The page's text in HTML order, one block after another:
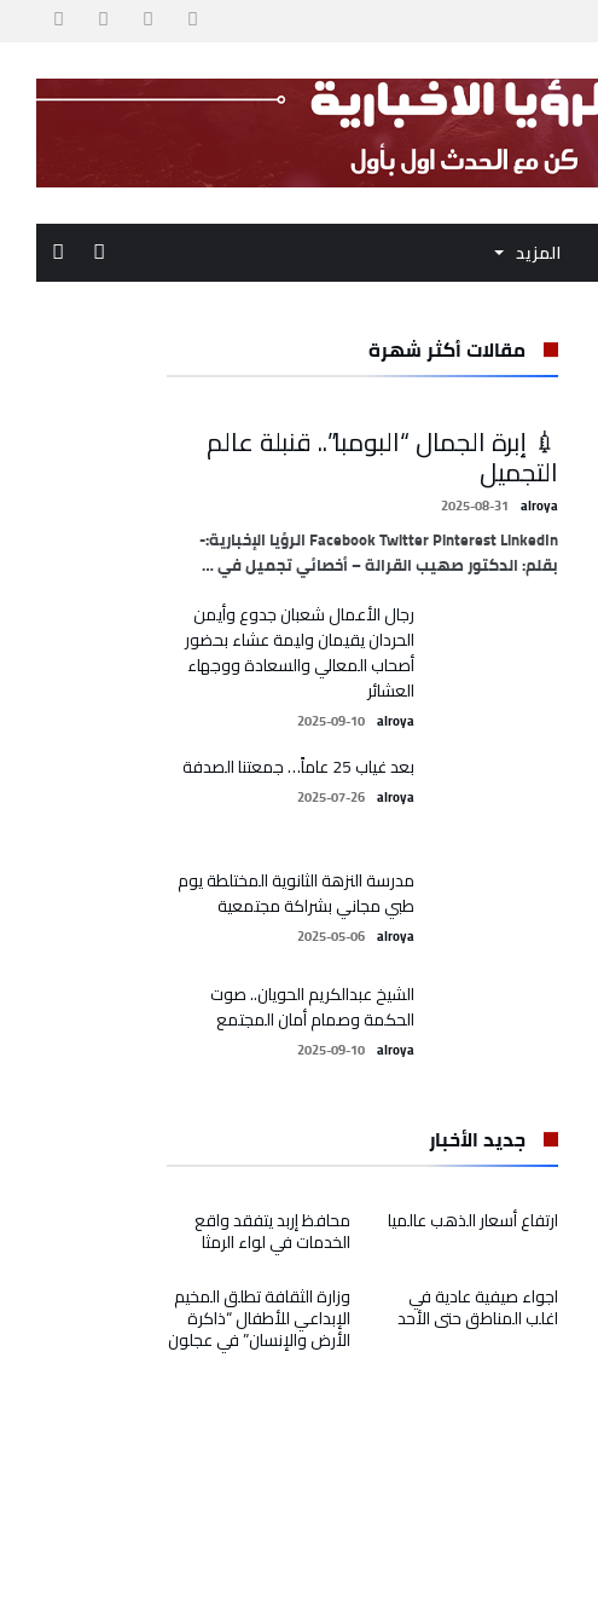
المزيد
مقالات أكثر شهرة
💉 إبرة الجمال “البومبا”.. قنبلة عالم
التجميل
alroya
2025-08-31
Facebook Twitter Pinterest LinkedIn الرؤيا الإخبارية:-
بقلم: الدكتور صهيب القرالة – أخصائي تجميل في …
رجال الأعمال شعبان جدوع وأيمن
الحردان يقيمان وليمة عشاء بحضور
أصحاب المعالي والسعادة ووجهاء
العشائر
alroya
2025-09-10
بعد غياب 25 عاماً… جمعتنا الصدفة
alroya
2025-07-26
مدرسة النزهة الثانوية المختلطة يوم
طبي مجاني بشراكة مجتمعية
alroya
2025-05-06
الشيخ عبدالكريم الحويان.. صوت
الحكمة وصمام أمان المجتمع
alroya
2025-09-10
جديد الأخبار
محافظ إربد يتفقد واقع
الخدمات في لواء الرمثا
ارتفاع أسعار الذهب عالميا
وزارة الثقافة تطلق المخيم
الإبداعي للأطفال “ذاكرة
الأرض والإنسان” في عجلون
اجواء صيفية عادية في
اغلب المناطق حتى الأحد